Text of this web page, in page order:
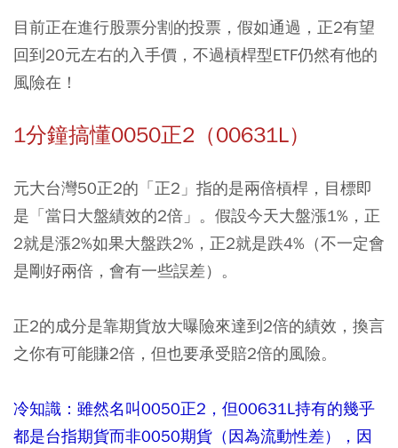
目前正在進行股票分割的投票，假如通過，正2有望
回到20元左右的入手價，不過槓桿型ETF仍然有他的
風險在！
1分鐘搞懂0050正2（00631L）
元大台灣50正2的「正2」指的是兩倍槓桿，目標即
是「當日大盤績效的2倍」。假設今天大盤漲1%，正
2就是漲2%如果大盤跌2%，正2就是跌4%（不一定會
是剛好兩倍，會有一些誤差）。
正2的成分是靠期貨放大曝險來達到2倍的績效，換言
之你有可能賺2倍，但也要承受賠2倍的風險。
冷知識：雖然名叫0050正2，但00631L持有的幾乎
都是台指期貨而非0050期貨（因為流動性差），因